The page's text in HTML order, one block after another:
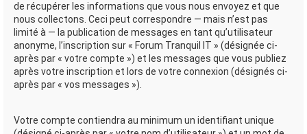
de récupérer les informations que vous nous envoyez et que
nous collectons. Ceci peut correspondre — mais n’est pas
limité à — la publication de messages en tant qu’utilisateur
anonyme, l’inscription sur « Forum Tranquil IT » (désignée ci-
après par « votre compte ») et les messages que vous publiez
après votre inscription et lors de votre connexion (désignés ci-
après par « vos messages »).
Votre compte contiendra au minimum un identifiant unique